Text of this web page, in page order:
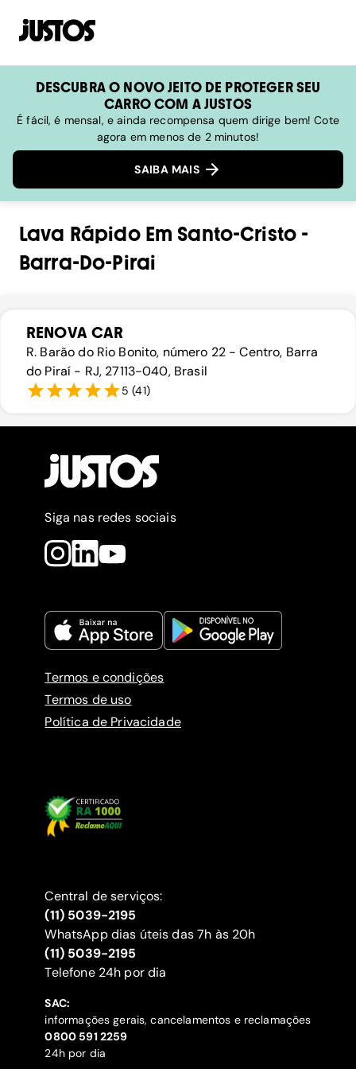
DESCUBRA O NOVO JEITO DE PROTEGER SEU
CARRO COM A JUSTOS
É fácil, é mensal, e ainda recompensa quem dirige bem! Cote
agora em menos de 2 minutos!
SAIBA MAIS
Lava RápidoEm Santo-Cristo -
Barra-Do-Pirai
RENOVA CAR
R. Barão do Rio Bonito, número 22 - Centro, Barra
do Piraí - RJ, 27113-040, Brasil
5 (41)
Siga nas redes sociais
Termos e condições
Termos de uso
Política de Privacidade
Central de serviços:
(11) 5039-2195
WhatsApp dias úteis das 7h às 20h
(11) 5039-2195
‍Telefone 24h por dia
SAC:
informações gerais, cancelamentos e reclamações
‍0800 591 2259
24h por dia